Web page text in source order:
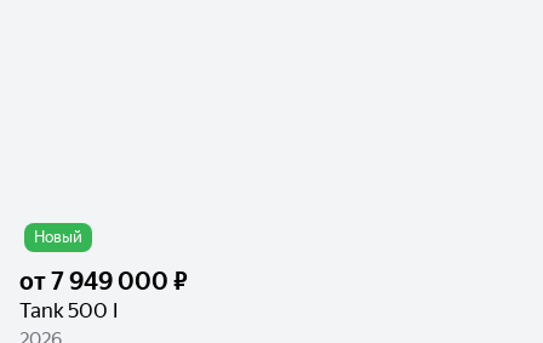
Новый
от7 949 000 ₽
Tank 500 I